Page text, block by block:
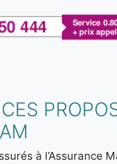
à l’Assurance